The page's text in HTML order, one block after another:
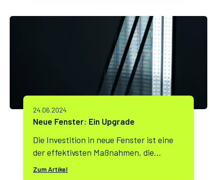
Ihnen ein noch besseres Nutzererlebnis
24.06.2024
Neue Fenster: Ein Upgrade
Die Investition in neue Fenster ist eine
der effektivsten Maßnahmen, die
Hausbesitzer ergreifen können, um
Zum Artikel